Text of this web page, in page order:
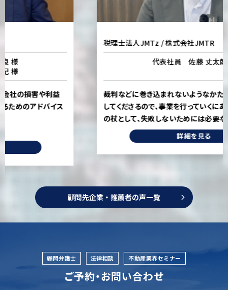
税理士法人JMTz / 株式会社JMTR
代表社員 佐藤 丈太郎 様
裁判などに巻き込まれないようなかたちで、事前から注意
してくださるので、事業を行っていくにあたって、転ばぬ先
の杖として、失敗しないためには必要な存在です。
詳細を見る
顧問先企業・推薦者の声一覧
顧問弁護士 法律相談 不動産業界セミナー
ご予約・お問い合わせ